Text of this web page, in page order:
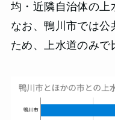
均・近隣自治体の上
なお、鴨川市では公
ため、上水道のみで